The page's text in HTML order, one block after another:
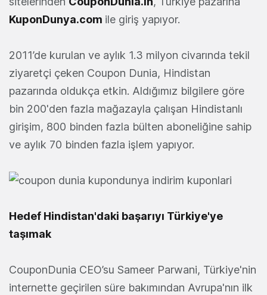
KuponDunya.com ile giriş yapıyor.
2011’de kurulan ve aylık 1.3 milyon civarında tekil
ziyaretçi çeken Coupon Dunia, Hindistan
pazarında oldukça etkin. Aldığımız bilgilere göre
bin 200'den fazla mağazayla çalışan Hindistanlı
girişim, 800 binden fazla bülten aboneliğine sahip
ve aylık 70 binden fazla işlem yapıyor.
Hedef Hindistan'daki başarıyı Türkiye'ye
taşımak
CouponDunia CEO’su Sameer Parwani, Türkiye'nin
internette geçirilen süre bakımından Avrupa'nın ilk